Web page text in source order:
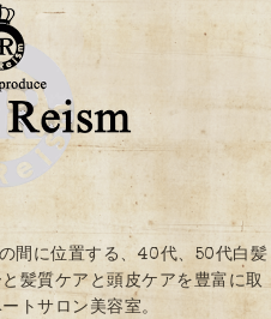
間に位置する、40代、50代白髪
髪質ケアと頭皮ケアを豊富に取
トサロン美容室。